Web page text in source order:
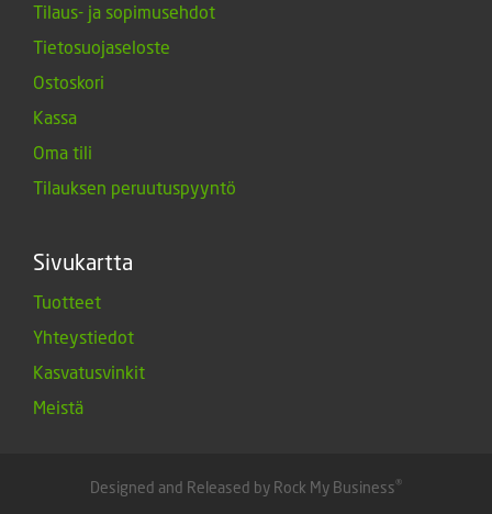
Tilaus- ja sopimusehdot
Tietosuojaseloste
Ostoskori
Kassa
Oma tili
Tilauksen peruutuspyyntö
Sivukartta
Tuotteet
Yhteystiedot
Kasvatusvinkit
Meistä
Designed and Released by Rock My Business®